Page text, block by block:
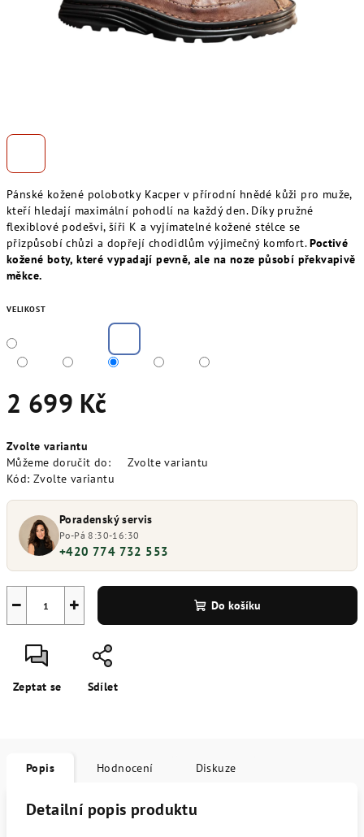
Pánské kožené polobotky Kacper v přírodní hnědé kůži pro muže,
kteří hledají maximální pohodlí na každý den. Díky pružné
flexiblové podešvi, šíři K a vyjímatelné kožené stélce se
přizpůsobí chůzi a dopřejí chodidlům výjimečný komfort.Poctivé
kožené boty, které vypadají pevně, ale na noze působí překvapivě
měkce.
VELIKOST
2 699 Kč
cena:
Zvolte variantu
Můžeme doručit do:
Zvolte variantu
Kód: Zvolte variantu
Poradenský servis
Po-Pá 8:30-16:30
+420 774 732 553
+
− Do košíku
Zeptat se Sdílet
Popis Hodnocení Diskuze
Detailní popis produktu